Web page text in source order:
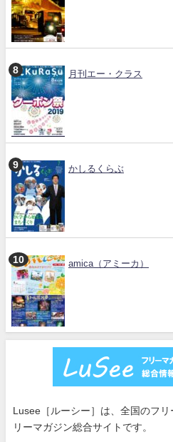
月刊エー・クラス
かしるくらぶ
amica（アミーカ）
Lusee［ルーシー］は、全国のフ
リーマガジン総合サイトです。